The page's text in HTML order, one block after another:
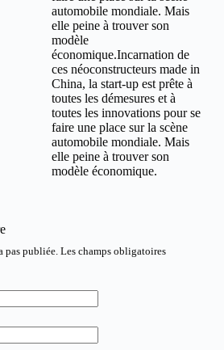
automobile mondiale. Mais
elle peine à trouver son
modèle
économique.Incarnation de
ces néoconstructeurs made in
China, la start-up est prête à
toutes les démesures et à
toutes les innovations pour se
faire une place sur la scène
automobile mondiale. Mais
elle peine à trouver son
modèle économique.
pas publiée. Les champs obligatoires